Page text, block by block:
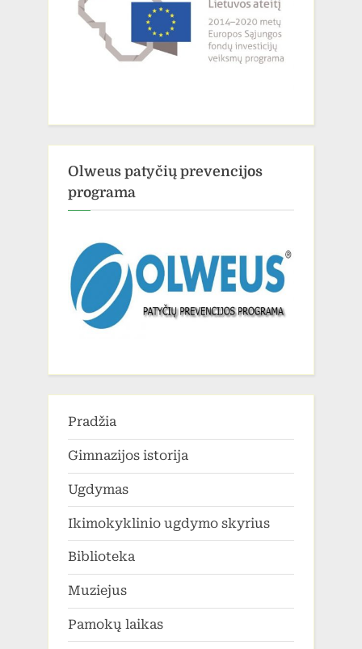
Olweus patyčių prevencijos
programa
Pradžia
Gimnazijos istorija
Ugdymas
Ikimokyklinio ugdymo skyrius
Biblioteka
Muziejus
Pamokų laikas